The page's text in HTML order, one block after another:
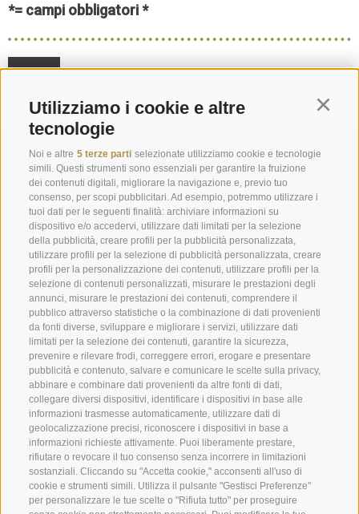
Utilizziamo i cookie e altre
tecnologie
Noi e altre 5 terze parti selezionate utilizziamo cookie e tecnologie
simili. Questi strumenti sono essenziali per garantire la fruizione
dei contenuti digitali, migliorare la navigazione e, previo tuo
consenso, per scopi pubblicitari. Ad esempio, potremmo utilizzare i
tuoi dati per le seguenti finalità: archiviare informazioni su
dispositivo e/o accedervi, utilizzare dati limitati per la selezione
della pubblicità, creare profili per la pubblicità personalizzata,
utilizzare profili per la selezione di pubblicità personalizzata, creare
profili per la personalizzazione dei contenuti, utilizzare profili per la
selezione di contenuti personalizzati, misurare le prestazioni degli
annunci, misurare le prestazioni dei contenuti, comprendere il
pubblico attraverso statistiche o la combinazione di dati provenienti
da fonti diverse, sviluppare e migliorare i servizi, utilizzare dati
limitati per la selezione dei contenuti, garantire la sicurezza,
prevenire e rilevare frodi, correggere errori, erogare e presentare
pubblicità e contenuto, salvare e comunicare le scelte sulla privacy,
abbinare e combinare dati provenienti da altre fonti di dati,
collegare diversi dispositivi, identificare i dispositivi in base alle
informazioni trasmesse automaticamente, utilizzare dati di
geolocalizzazione precisi, riconoscere i dispositivi in base a
informazioni richieste attivamente. Puoi liberamente prestare,
rifiutare o revocare il tuo consenso senza incorrere in limitazioni
sostanziali. Cliccando su "Accetta cookie," acconsenti all'uso di
cookie e strumenti simili. Utilizza il pulsante "Gestisci Preferenze"
per personalizzare le tue scelte o "Rifiuta tutto" per proseguire
*= campi obbligatori
Richiesta
info@marienberg.it
+39 0473 843980
Credits | Contributi pubblici | Mappa del sito | Cookie Policy
Privacy | Preferenze Cookies
Abbazia di Marienberg
Schlinig 1
39024 Malles
BZ - Italia
Amministrazione
Tel.+39 0473 843989